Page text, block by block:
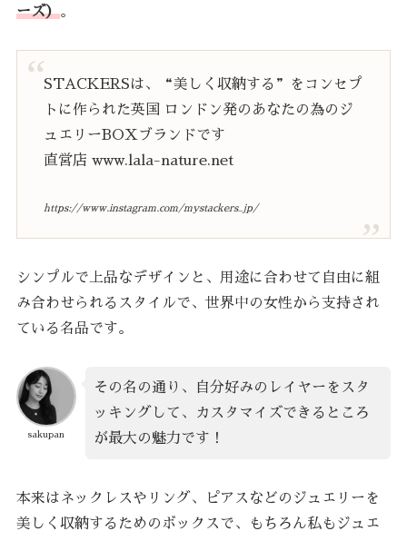
ーズ）。
STACKERSは、“美しく収納する”をコンセプ
トに作られた英国 ロンドン発のあなたの為のジ
ュエリーBOXブランドです
直営店 www.lala-nature.net
https://www.instagram.com/mystackers_jp/
シンプルで上品なデザインと、用途に合わせて自由に組
み合わせられるスタイルで、世界中の女性から支持され
ている名品です。
sakupan
その名の通り、自分好みのレイヤーをスタ
ッキングして、カスタマイズできるところ
が最大の魅力です！
本来はネックレスやリング、ピアスなどのジュエリーを
美しく収納するためのボックスで、もちろん私もジュエ